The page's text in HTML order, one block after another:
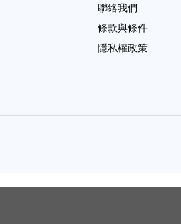
聯絡我們
條款與條件
隱私權政策